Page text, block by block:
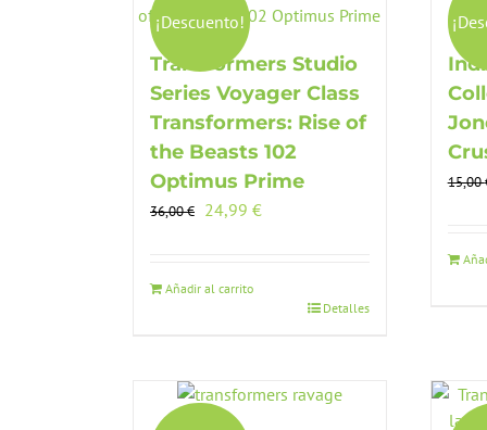
¡Descuento!
Transformers Studio
Series Voyager Class
Transformers: Rise of
the Beasts 102
Optimus Prime
36,00€ El
era:
24,99 €El
24,99 €.
Añadir al carrito
Detalles
15,00